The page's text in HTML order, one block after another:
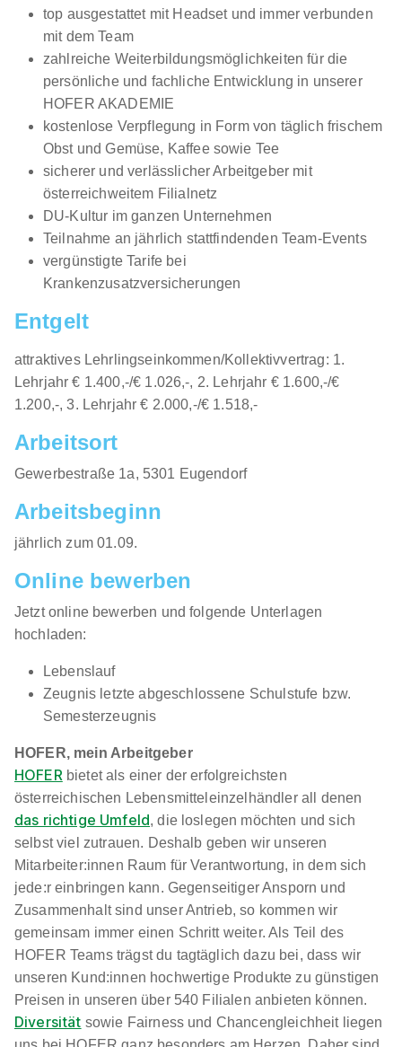
top ausgestattet mit Headset und immer verbunden
mit dem Team
zahlreiche Weiterbildungsmöglichkeiten für die
persönliche und fachliche Entwicklung in unserer
HOFER AKADEMIE
kostenlose Verpflegung in Form von täglich frischem
Obst und Gemüse, Kaffee sowie Tee
sicherer und verlässlicher Arbeitgeber mit
österreichweitem Filialnetz
DU-Kultur im ganzen Unternehmen
Teilnahme an jährlich stattfindenden Team-Events
vergünstigte Tarife bei
Krankenzusatzversicherungen
Entgelt
attraktives Lehrlingseinkommen/Kollektivvertrag: 1.
Lehrjahr € 1.400,-/€ 1.026,-, 2. Lehrjahr € 1.600,-/€
1.200,-, 3. Lehrjahr € 2.000,-/€ 1.518,-
Arbeitsort
​Gewerbestraße 1a, 5301 Eugendorf​​
Arbeitsbeginn
jährlich zum 01.09.​
Online bewerben
Jetzt online bewerben und folgende Unterlagen
hochladen:
Lebenslauf
Zeugnis letzte abgeschlossene Schulstufe bzw.
Semesterzeugnis
HOFER, mein Arbeitgeber
HOFER bietet als einer der erfolgreichsten
österreichischen Lebensmitteleinzelhändler all denen
das richtige Umfeld, die loslegen möchten und sich
selbst viel zutrauen. Deshalb geben wir unseren
Mitarbeiter:innen Raum für Verantwortung, in dem sich
jede:r einbringen kann. Gegenseitiger Ansporn und
Zusammenhalt sind unser Antrieb, so kommen wir
gemeinsam immer einen Schritt weiter. Als Teil des
HOFER Teams trägst du tagtäglich dazu bei, dass wir
unseren Kund:innen hochwertige Produkte zu günstigen
Preisen in unseren über 540 Filialen anbieten können.
Diversität sowie Fairness und Chancengleichheit liegen